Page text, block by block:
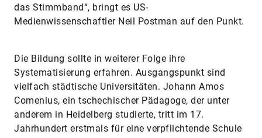
das Stimmband“, bringt es US-
Medienwissenschaftler Neil Postman auf den Punkt.
Die Bildung sollte in weiterer Folge ihre
Systematisierung erfahren. Ausgangspunkt sind
vielfach städtische Universitäten. Johann Amos
Comenius, ein tschechischer Pädagoge, der unter
anderem in Heidelberg studierte, tritt im 17.
Jahrhundert erstmals für eine verpflichtende Schule